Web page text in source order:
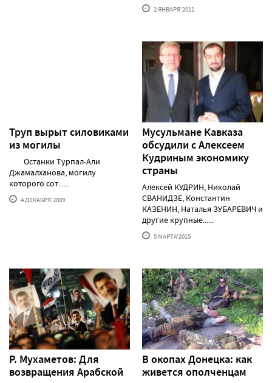
2 ЯНВАРЯ'2011
Труп вырыт силовиками
из могилы
Останки Турпал-Али
Джамалханова, могилу
которого сот......
4 ДЕКАБРЯ'2009
Мусульмане Кавказа
обсудили с Алексеем
Кудриным экономику
страны
Алексей КУДРИН, Николай
СВАНИДЗЕ, Константин
КАЗЕНИН, Наталья ЗУБАРЕВИЧ и
другие крупные......
5 МАРТА'2015
Р. Мухаметов: Для
возвращения Арабской
В окопах Донецка: как
живется ополченцам